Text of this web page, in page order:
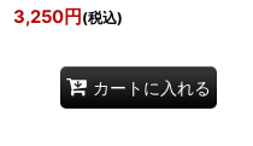
3,250円 (税込)
カートに入れる